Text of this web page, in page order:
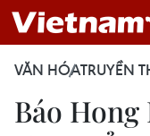
VĂN HÓATRUYỀN
Báo